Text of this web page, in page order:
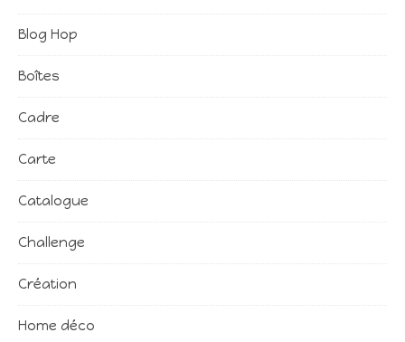
Blog Hop
Boîtes
Cadre
Carte
Catalogue
Challenge
Création
Home déco